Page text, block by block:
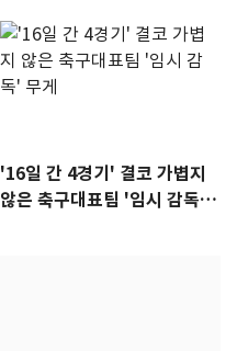
'16일 간 4경기' 결코 가볍지
않은 축구대표팀 '임시 감독'